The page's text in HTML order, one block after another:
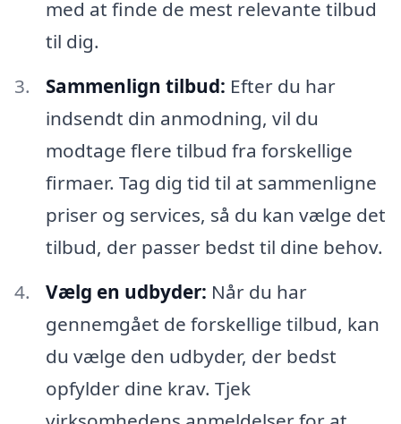
med at finde de mest relevante tilbud
til dig.
Sammenlign tilbud: Efter du har
indsendt din anmodning, vil du
modtage flere tilbud fra forskellige
firmaer. Tag dig tid til at sammenligne
priser og services, så du kan vælge det
tilbud, der passer bedst til dine behov.
Vælg en udbyder: Når du har
gennemgået de forskellige tilbud, kan
du vælge den udbyder, der bedst
opfylder dine krav. Tjek